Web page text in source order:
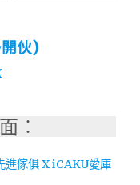
伙)
︰
進傢俱 X iCAKU愛庫